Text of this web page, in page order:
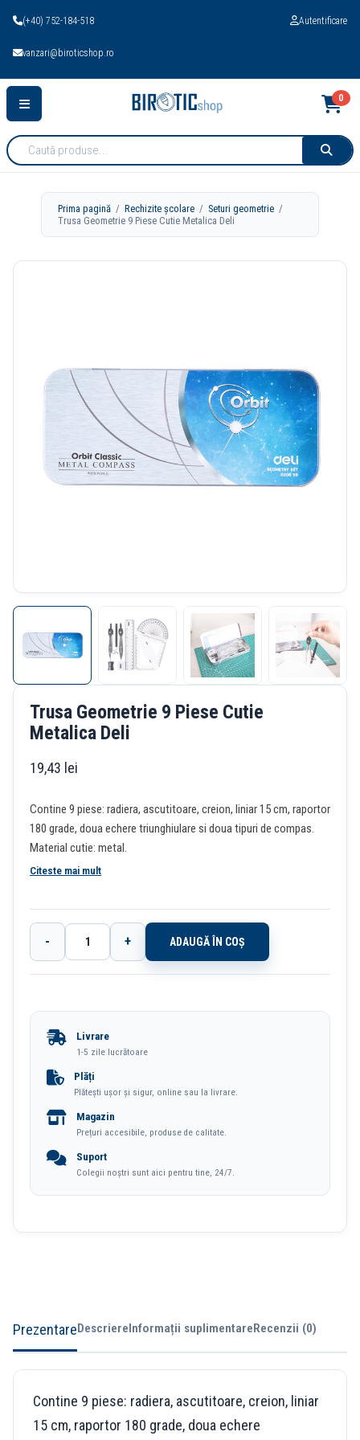
(+40) 752-184-518
vanzari@biroticshop.ro
Autentificare
Cauta
produse:
0
Prima pagină /Rechizite școlare /Seturi geometrie /
Trusa Geometrie 9 Piese Cutie Metalica Deli
Trusa Geometrie 9 Piese Cutie
Metalica Deli
19,43 lei
Contine 9 piese: radiera, ascutitoare, creion, liniar 15 cm, raportor
180 grade, doua echere triunghiulare si doua tipuri de compas.
Material cutie: metal.
Citeste mai mult
Cantitate
Trusa
Piese
Cutie
Metalica
Deli
- + ADAUGĂ ÎN COȘ
Livrare
1-5 zile lucrătoare
Plăți
Plătești ușor și sigur, online sau la livrare.
Magazin
Prețuri accesibile, produse de calitate.
Suport
Colegii noștri sunt aici pentru tine, 24/7.
PrezentareDescriereInformații suplimentareRecenzii (0)
Contine 9 piese: radiera, ascutitoare, creion, liniar
15 cm, raportor 180 grade, doua echere